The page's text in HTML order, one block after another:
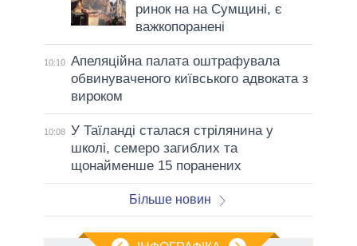
ринок на на Сумщині, є
важкопоранені
10:10 Апеляційна палата оштрафувала
обвинуваченого київського адвоката з
вироком
10:08 У Таїланді сталася стрілянина у
школі, семеро загиблих та
щонайменше 15 поранених
Більше новин